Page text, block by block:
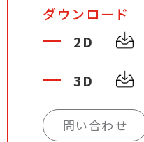
ダウンロード
2D
3D
問い合わせ